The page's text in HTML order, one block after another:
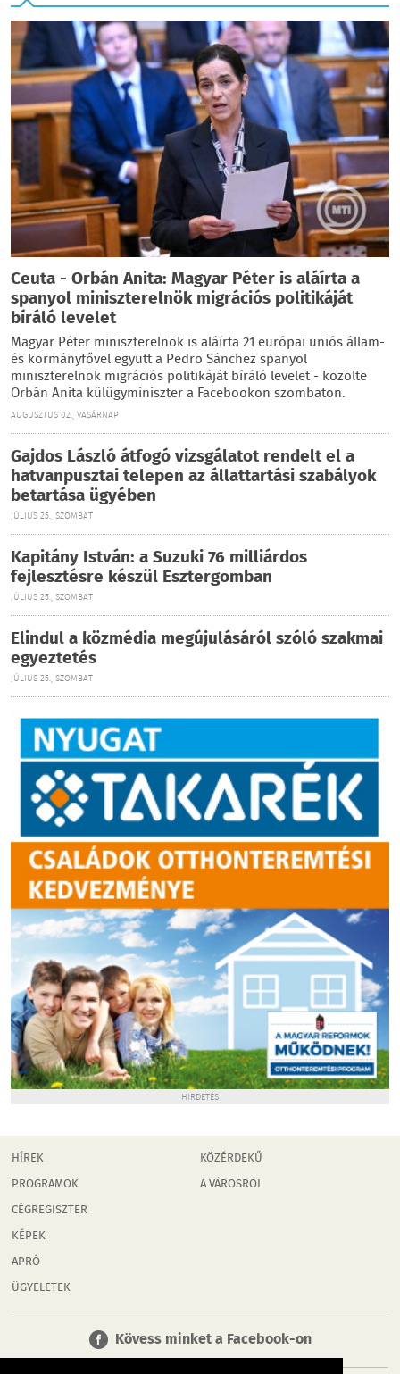
Ceuta - Orbán Anita: Magyar Péter is aláírta a
spanyol miniszterelnök migrációs politikáját
bíráló levelet
Magyar Péter miniszterelnök is aláírta 21 európai uniós állam-
és kormányfővel együtt a Pedro Sánchez spanyol
miniszterelnök migrációs politikáját bíráló levelet - közölte
Orbán Anita külügyminiszter a Facebookon szombaton.
AUGUSZTUS 02., VASÁRNAP
Gajdos László átfogó vizsgálatot rendelt el a
hatvanpusztai telepen az állattartási szabályok
betartása ügyében
JÚLIUS 25., SZOMBAT
Kapitány István: a Suzuki 76 milliárdos
fejlesztésre készül Esztergomban
JÚLIUS 25., SZOMBAT
Elindul a közmédia megújulásáról szóló szakmai
egyeztetés
JÚLIUS 25., SZOMBAT
HIRDETÉS
HÍREK
PROGRAMOK
CÉGREGISZTER
KÉPEK
APRÓ
ÜGYELETEK
KÖZÉRDEKŰ
A VÁROSRÓL
Kövess minket a Facebook-on